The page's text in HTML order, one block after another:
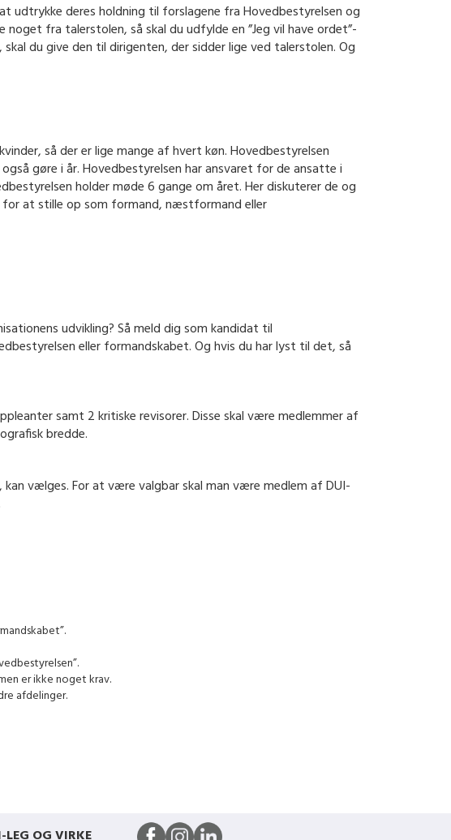
udtrykke deres holdning til forslagene fra Hovedbestyrelsen og
fra talerstolen, så skal du udfylde en ”Jeg vil have ordet”-
du give den til dirigenten, der sidder lige ved talerstolen. Og
så der er lige mange af hvert køn. Hovedbestyrelsen
gøre i år. Hovedbestyrelsen har ansvaret for de ansatte i
holder møde 6 gange om året. Her diskuterer de og
for at stille op som formand, næstformand eller
udvikling? Så meld dig som kandidat til
eller formandskabet. Og hvis du har lyst til det, så
samt 2 kritiske revisorer. Disse skal være medlemmer af
bredde.
vælges. For at være valgbar skal man være medlem af DUI-
er ikke noget krav.
afdelinger.